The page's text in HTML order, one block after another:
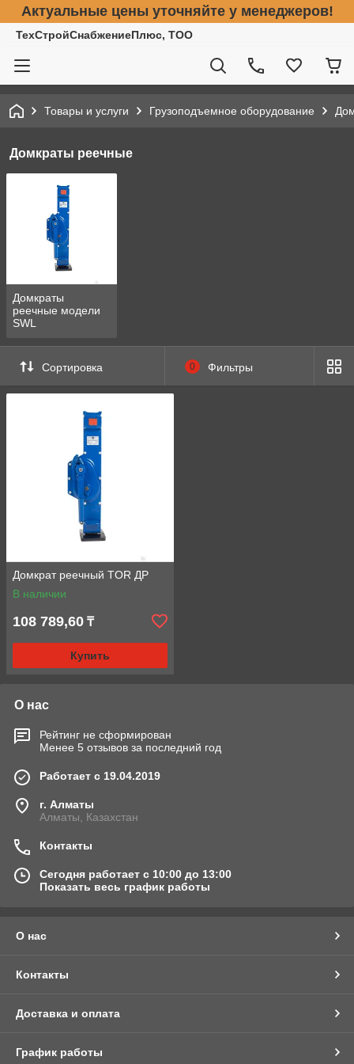
Актуальные цены уточняйте у менеджеров!
ТехСтройСнабжениеПлюс, ТОО
Товары и услуги Грузоподъемное оборудование
Домкраты реечные
Домкраты
реечные модели
SWL
Сортировка 0 Фильтры
Домкрат реечный TOR ДР
В наличии
108 789,60 ₸
Купить
О нас
Рейтинг не сформирован
Менее 5 отзывов за последний год
Работает с 19.04.2019
г. Алматы
Алматы, Казахстан
Контакты
Сегодня работает с 10:00 до 13:00
Показать весь график работы
О нас
Контакты
Доставка и оплата
График работы